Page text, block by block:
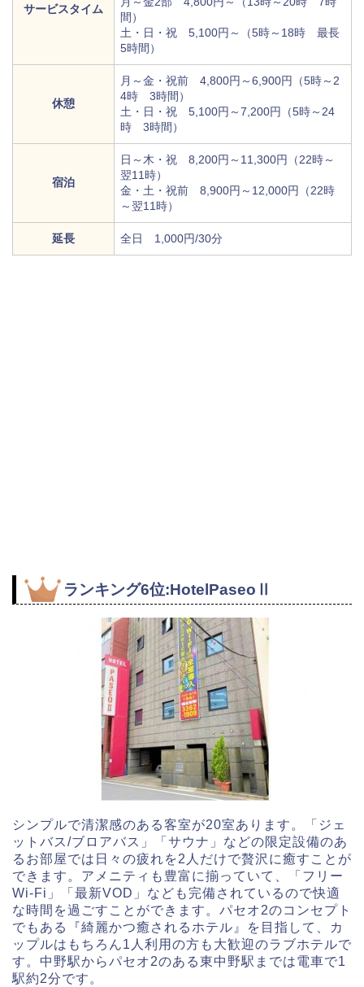
サービスタイム
間）
土・日・祝 5,100円～（5時～18時 最長
5時間）
休憩
月～金・祝前 4,800円～6,900円（5時～2
4時 3時間）
土・日・祝 5,100円～7,200円（5時～24
時 3時間）
宿泊
日～木・祝 8,200円～11,300円（22時～
翌11時）
金・土・祝前 8,900円～12,000円（22時
～翌11時）
延長 全日 1,000円/30分
ランキング6位:HotelPaseoⅡ
シンプルで清潔感のある客室が20室あります。「ジェ
ットバス/ブロアバス」「サウナ」などの限定設備のあ
るお部屋では日々の疲れを2人だけで贅沢に癒すことが
できます。アメニティも豊富に揃っていて、「フリー
Wi-Fi」「最新VOD」なども完備されているので快適
な時間を過ごすことができます。パセオ2のコンセプト
でもある『綺麗かつ癒されるホテル』を目指して、カ
ップルはもちろん1人利用の方も大歓迎のラブホテルで
す。中野駅からパセオ2のある東中野駅までは電車で1
駅約2分です。